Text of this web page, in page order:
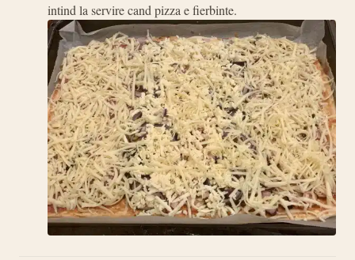
intind la servire cand pizza e fierbinte.